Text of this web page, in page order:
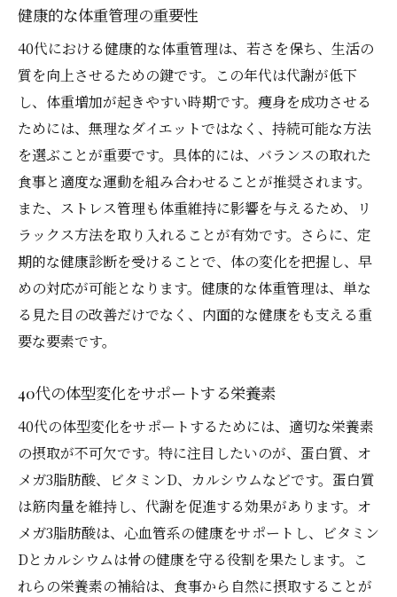
無理なく続ける40代向け痩身プログラム
日常に溶け込むエクササイズの取り入れ方
簡単にできる食事制限のコツ
モチベーションを維持する方法
痩身成功のためのサポートシステム
痩身プログラムの効果的な評価と調整
エステと自宅ケアで叶える40代の理想の体型
エステで得られる痩身効果とは
自宅でできるボディケアの基本
プロの指導を活用した効果的なケア法
エステとセルフケアの組み合わせ方
エステ体験を活かした日常ケアの工夫
ホルモンバランスに注目した痩身アプローチ
ホルモンバランスが体型に与える影響
40代におけるホルモン変化の理解
ホルモンを整えるための食事法
運動がホルモンに及ぼす影響
ホルモンバランスを整える生活習慣
健康的な体重管理の重要性
40代における健康的な体重管理は、若さを保ち、生活の
質を向上させるための鍵です。この年代は代謝が低下
し、体重増加が起きやすい時期です。痩身を成功させる
ためには、無理なダイエットではなく、持続可能な方法
を選ぶことが重要です。具体的には、バランスの取れた
食事と適度な運動を組み合わせることが推奨されます。
また、ストレス管理も体重維持に影響を与えるため、リ
ラックス方法を取り入れることが有効です。さらに、定
期的な健康診断を受けることで、体の変化を把握し、早
めの対応が可能となります。健康的な体重管理は、単な
る見た目の改善だけでなく、内面的な健康をも支える重
要な要素です。
40代の体型変化をサポートする栄養素
40代の体型変化をサポートするためには、適切な栄養素
の摂取が不可欠です。特に注目したいのが、蛋白質、オ
メガ3脂肪酸、ビタミンD、カルシウムなどです。蛋白質
は筋肉量を維持し、代謝を促進する効果があります。オ
メガ3脂肪酸は、心血管系の健康をサポートし、ビタミン
Dとカルシウムは骨の健康を守る役割を果たします。こ
れらの栄養素の補給は、食事から自然に摂取することが